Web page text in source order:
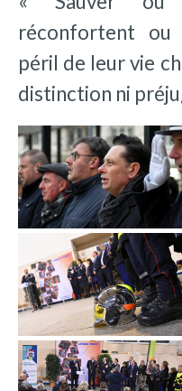
réconfortent ou
péril de leur vie
distinction ni